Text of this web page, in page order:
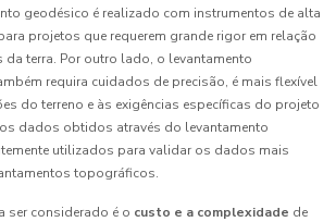
geodésico é realizado com instrumentos de alta
projetos que requerem grande rigor em relação
da terra. Por outro lado, o levantamento
requira cuidados de precisão, é mais flexível
do terreno e às exigências específicas do projeto
dados obtidos através do levantamento
utilizados para validar os dados mais
topográficos.
ser considerado é o custo e a complexidade de